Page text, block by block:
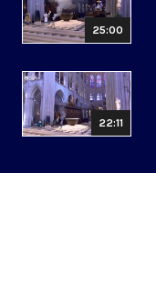
25:00
22:11